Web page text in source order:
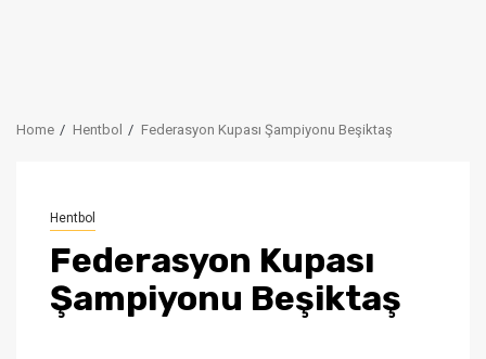
Home Hentbol Federasyon Kupası Şampiyonu Beşiktaş
Hentbol
Federasyon Kupası
Şampiyonu Beşiktaş